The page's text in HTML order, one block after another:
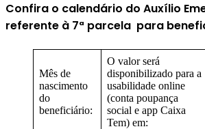
Confira o calendário do Auxílio
referente à 7ª parcela para
Mês de
nascimento
do
beneficiário:
O valor será
disponibilizado para a
usabilidade online
(conta poupança
social e app Caixa
Tem) em: